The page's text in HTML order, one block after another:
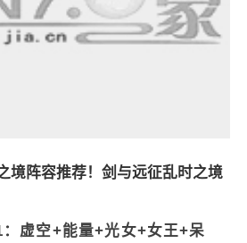
境阵容推荐！剑与远征乱时之境
虚空+能量+光女+女王+呆